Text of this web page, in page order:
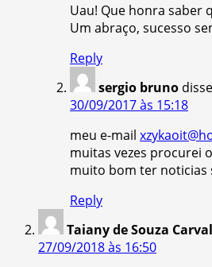
Uau! Que honra saber
Um abraço, sucesso
Reply
sergio bruno
30/09/2017 às 15:18
meu e-mail
muitas vezes procurei
muito bom ter noticias
Reply
Taiany de Souza
27/09/2018 às 16:50